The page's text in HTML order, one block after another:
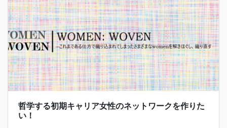
哲学する初期キャリア女性のネットワークを作りた
い！